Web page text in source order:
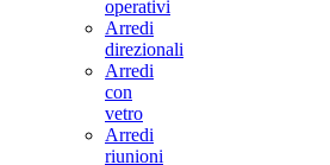
operativi
Arredi
direzionali
Arredi
con
vetro
Arredi
riunioni